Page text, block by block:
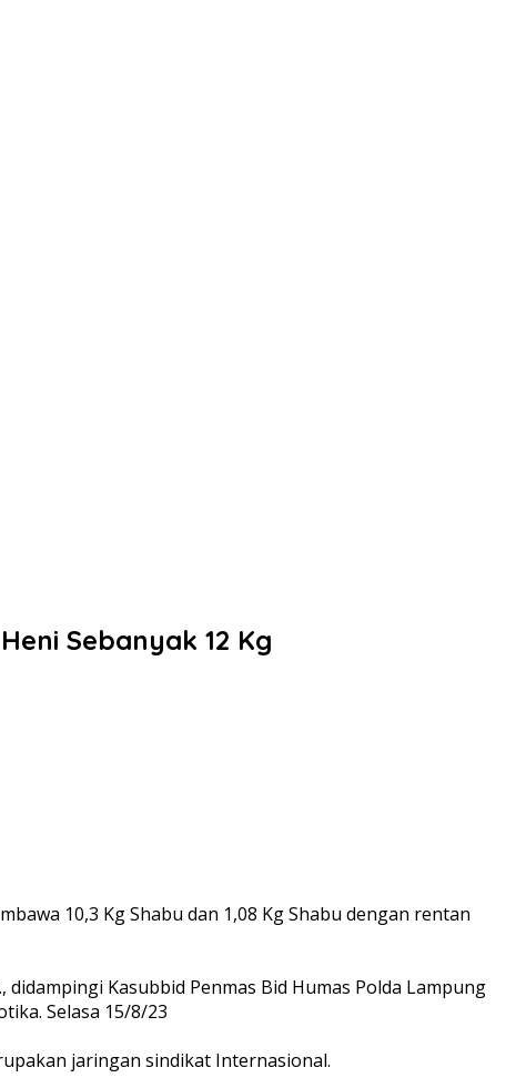
Sebanyak 12 Kg
10,3 Kg Shabu dan 1,08 Kg Shabu dengan rentan
Kasubbid Penmas Bid Humas Polda Lampung
Selasa 15/8/23
jaringan sindikat Internasional.